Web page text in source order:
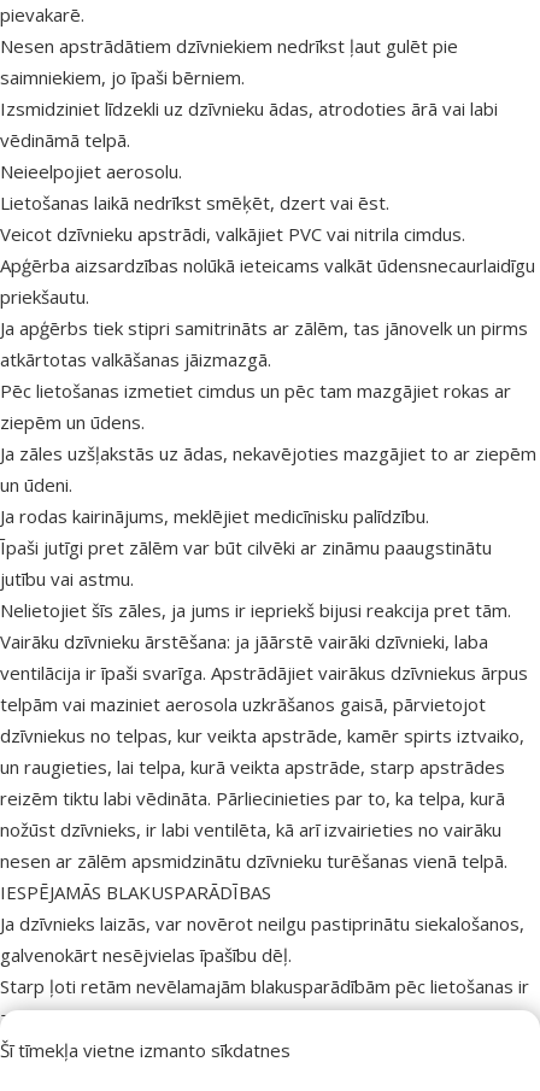
Šī tīmekļa vietne izmanto sīkdatnes
pievakarē.
Nesen apstrādātiem dzīvniekiem nedrīkst ļaut gulēt pie
saimniekiem, jo īpaši bērniem.
Izsmidziniet līdzekli uz dzīvnieku ādas, atrodoties ārā vai labi
vēdināmā telpā.
Neieelpojiet aerosolu.
Lietošanas laikā nedrīkst smēķēt, dzert vai ēst.
Veicot dzīvnieku apstrādi, valkājiet PVC vai nitrila cimdus.
Apģērba aizsardzības nolūkā ieteicams valkāt ūdensnecaurlaidīgu
priekšautu.
Ja apģērbs tiek stipri samitrināts ar zālēm, tas jānovelk un pirms
atkārtotas valkāšanas jāizmazgā.
Pēc lietošanas izmetiet cimdus un pēc tam mazgājiet rokas ar
ziepēm un ūdens.
Ja zāles uzšļakstās uz ādas, nekavējoties mazgājiet to ar ziepēm
un ūdeni.
Ja rodas kairinājums, meklējiet medicīnisku palīdzību.
Īpaši jutīgi pret zālēm var būt cilvēki ar zināmu paaugstinātu
jutību vai astmu.
Nelietojiet šīs zāles, ja jums ir iepriekš bijusi reakcija pret tām.
Vairāku dzīvnieku ārstēšana: ja jāārstē vairāki dzīvnieki, laba
ventilācija ir īpaši svarīga. Apstrādājiet vairākus dzīvniekus ārpus
telpām vai maziniet aerosola uzkrāšanos gaisā, pārvietojot
dzīvniekus no telpas, kur veikta apstrāde, kamēr spirts iztvaiko,
un raugieties, lai telpa, kurā veikta apstrāde, starp apstrādes
reizēm tiktu labi vēdināta. Pārliecinieties par to, ka telpa, kurā
nožūst dzīvnieks, ir labi ventilēta, kā arī izvairieties no vairāku
nesen ar zālēm apsmidzinātu dzīvnieku turēšanas vienā telpā.
IESPĒJAMĀS BLAKUSPARĀDĪBAS
Ja dzīvnieks laizās, var novērot neilgu pastiprinātu siekalošanos,
galvenokārt nesējvielas īpašību dēļ.
Starp ļoti retām nevēlamajām blakusparādībām pēc lietošanas ir
ziņots par pārejošām ādas reakcijām, piemēram, eritēmu, niezi
vai alopēciju.